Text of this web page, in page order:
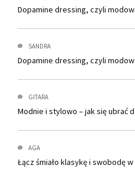
Dopamine dressing, czyli
SANDRA
Dopamine dressing, czyli
GITARA
Modnie i stylowo – jak się ubrać
AGA
Łącz śmiało klasykę i swobodę